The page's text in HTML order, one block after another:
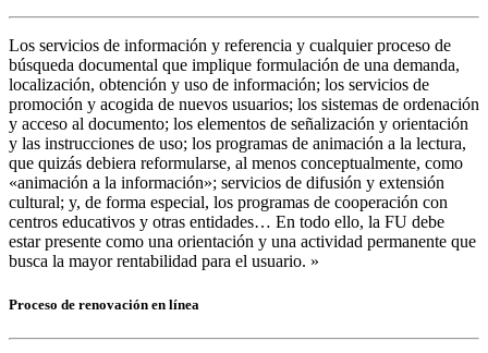
Los servicios de información y referencia y cualquier proceso de
búsqueda documental que implique formulación de una demanda,
localización, obtención y uso de información; los servicios de
promoción y acogida de nuevos usuarios; los sistemas de ordenación
y acceso al documento; los elementos de señalización y orientación
y las instrucciones de uso; los programas de animación a la lectura,
que quizás debiera reformularse, al menos conceptualmente, como
«animación a la información»; servicios de difusión y extensión
cultural; y, de forma especial, los programas de cooperación con
centros educativos y otras entidades… En todo ello, la FU debe
estar presente como una orientación y una actividad permanente que
busca la mayor rentabilidad para el usuario. »
Proceso de renovación en línea